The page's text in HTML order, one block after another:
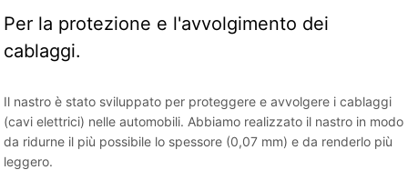
Per la protezione e l'avvolgimento dei
cablaggi.
Il nastro è stato sviluppato per proteggere e avvolgere i cablaggi
(cavi elettrici) nelle automobili. Abbiamo realizzato il nastro in modo
da ridurne il più possibile lo spessore (0,07 mm) e da renderlo più
leggero.